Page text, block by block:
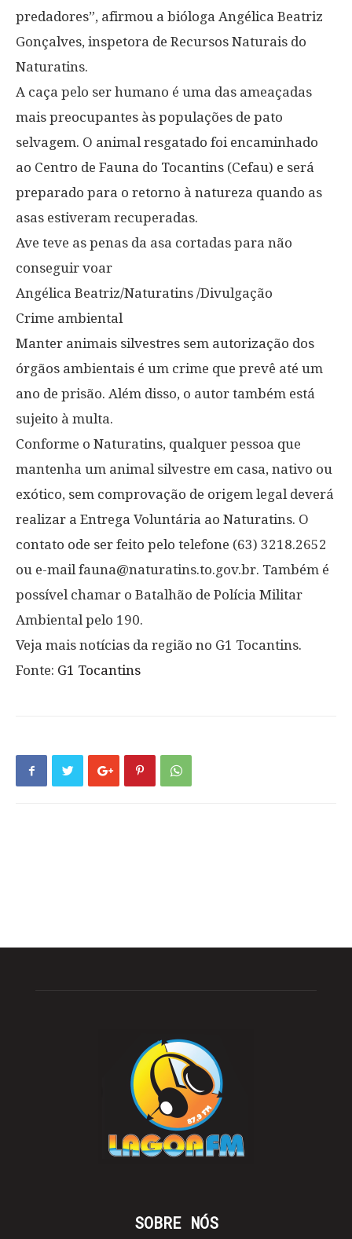
predadores”, afirmou a bióloga Angélica Beatriz
Gonçalves, inspetora de Recursos Naturais do
Naturatins.
A caça pelo ser humano é uma das ameaçadas
mais preocupantes às populações de pato
selvagem. O animal resgatado foi encaminhado
ao Centro de Fauna do Tocantins (Cefau) e será
preparado para o retorno à natureza quando as
asas estiveram recuperadas.
Ave teve as penas da asa cortadas para não
conseguir voar
Angélica Beatriz/Naturatins /Divulgação
Crime ambiental
Manter animais silvestres sem autorização dos
órgãos ambientais é um crime que prevê até um
ano de prisão. Além disso, o autor também está
sujeito à multa.
Conforme o Naturatins, qualquer pessoa que
mantenha um animal silvestre em casa, nativo ou
exótico, sem comprovação de origem legal deverá
realizar a Entrega Voluntária ao Naturatins. O
contato ode ser feito pelo telefone (63) 3218.2652
ou e-mail fauna@naturatins.to.gov.br. Também é
possível chamar o Batalhão de Polícia Militar
Ambiental pelo 190.
Veja mais notícias da região no G1 Tocantins.
Fonte: G1 Tocantins
SOBRE NÓS